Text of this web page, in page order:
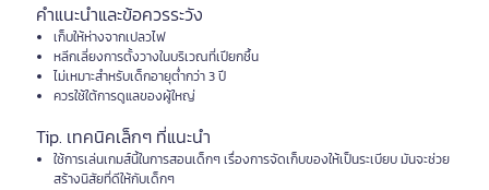
คำแนะนำและข้อควรระวัง
เก็บให้ห่างจากเปลวไฟ
หลีกเลี่ยงการตั้งวางในบริเวณที่เปียกชื้น
ไม่เหมาะสำหรับเด็กอายุต่ำกว่า 3 ปี
ควรใช้ใต้การดูแลของผู้ใหญ่
Tip. เทคนิคเล็กๆ ที่แนะนำ
ใช้การเล่นเกมส์นี้ในการสอนเด็กๆ เรื่องการจัดเก็บของให้เป็นระเบียบ มันจะช่วย
สร้างนิสัยที่ดีให้กับเด็กๆ